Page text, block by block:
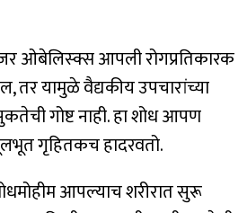
ओबेलिस्क्स आपली रोगप्रतिकारक
तर यामुळे वैद्यकीय उपचारांच्या
गोष्ट नाही. हा शोध आपण
गृहितकच हादरवतो.
आपल्याच शरीरात सुरू